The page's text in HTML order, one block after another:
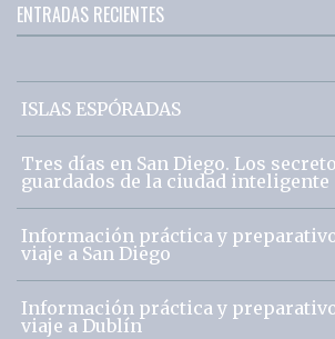
ENTRADAS RECIENTES
ISLAS ESPÓRADAS
Tres días en San Diego. Los
guardados de la ciudad inteligente
Información práctica y
viaje a San Diego
Información práctica y
viaje a Dublín